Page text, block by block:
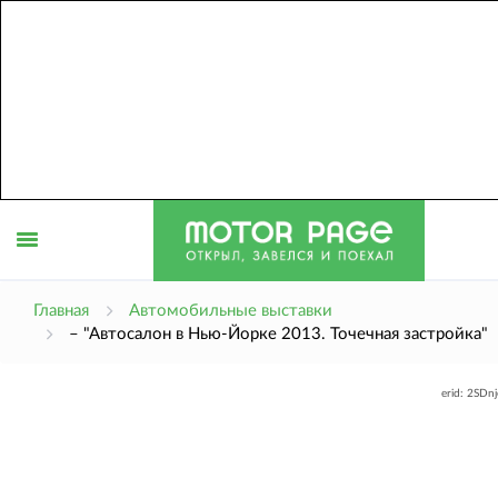
Главная
Автомобильные выставки
– "Автосалон в Нью-Йорке 2013. Точечная застройка"
erid: